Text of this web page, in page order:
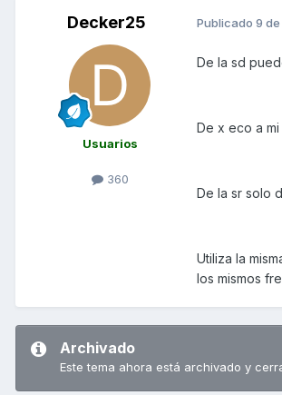
Decker25
Usuarios
360
Publicado 9
De la sd
De x eco a
De la sr solo
Utiliza la
los mismos
Archivado
Este tema ahora está archivado y